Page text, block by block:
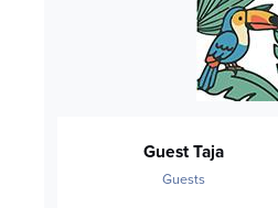
Guest Taja
Guests